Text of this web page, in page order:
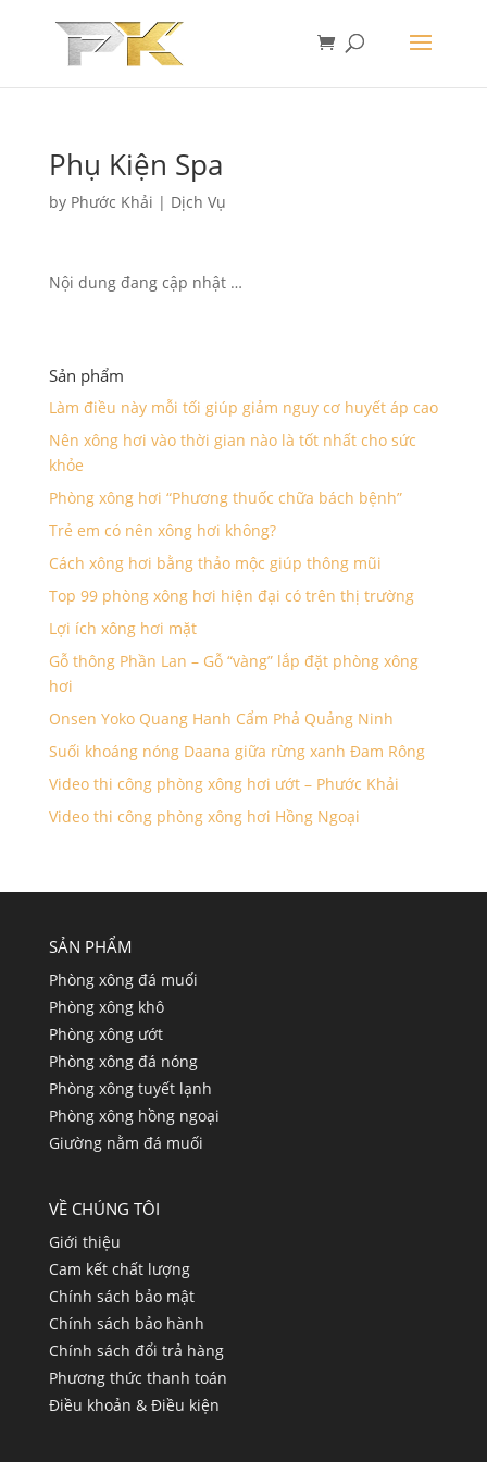
Phụ Kiện Spa
by Phước Khải | Dịch Vụ
Nội dung đang cập nhật …
Sản phẩm
Làm điều này mỗi tối giúp giảm nguy cơ huyết áp cao
Nên xông hơi vào thời gian nào là tốt nhất cho sức
khỏe
Phòng xông hơi “Phương thuốc chữa bách bệnh”
Trẻ em có nên xông hơi không?
Cách xông hơi bằng thảo mộc giúp thông mũi
Top 99 phòng xông hơi hiện đại có trên thị trường
Lợi ích xông hơi mặt
Gỗ thông Phần Lan – Gỗ “vàng” lắp đặt phòng xông
hơi
Onsen Yoko Quang Hanh Cẩm Phả Quảng Ninh
Suối khoáng nóng Daana giữa rừng xanh Đam Rông
Video thi công phòng xông hơi ướt – Phước Khải
Video thi công phòng xông hơi Hồng Ngoại
SẢN PHẨM
Phòng xông đá muối
Phòng xông khô
Phòng xông ướt
Phòng xông đá nóng
Phòng xông tuyết lạnh
Phòng xông hồng ngoại
Giường nằm đá muối
VỀ CHÚNG TÔI
Giới thiệu
Cam kết chất lượng
Chính sách bảo mật
Chính sách bảo hành
Chính sách đổi trả hàng
Phương thức thanh toán
Điều khoản & Điều kiện